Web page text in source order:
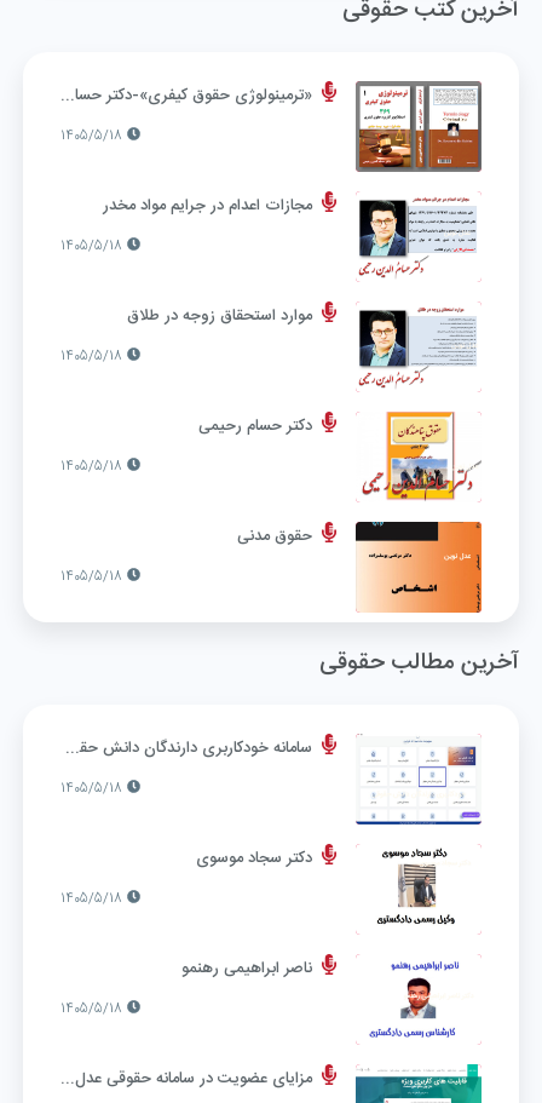
آخرین کتب حقوقی
«ترمینولوژی حقوق کیفری»-دکتر حسام‌الدین رحیمی
1405/5/18
مجازات اعدام در جرایم مواد مخدر
1405/5/18
موارد استحقاق زوجه در طلاق
1405/5/18
دکتر حسام رحیمی
1405/5/18
حقوق مدنی
1405/5/18
آخرین مطالب حقوقی
سامانه خودکاربری دارندگان دانش حقوقی برای دانش آموختگان حقوق فعال شد
1405/5/18
دکتر سجاد موسوی
1405/5/18
ناصر ابراهیمی رهنمو
1405/5/18
مزایای عضویت در سامانه حقوقی عدل نوین